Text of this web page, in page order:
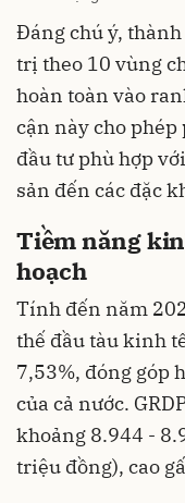
Đáng chú ý,
trị theo 10 vùng
hoàn toàn vào
cận này cho
đầu tư phù hợp
sản đến các đặc
Tiềm năng
hoạch
Tính đến năm
thế đầu tàu kinh
7,53%, đóng góp
của cả nước.
khoảng 8.944 -
triệu đồng), cao